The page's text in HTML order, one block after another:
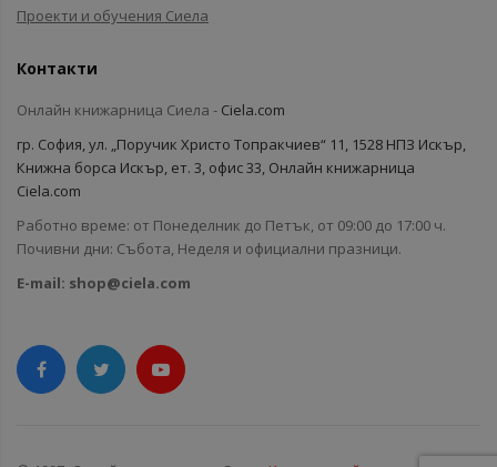
Проекти и обучения Сиела
Контакти
Онлайн книжарница Сиела - Ciela.com
гр. София, ул. „Поручик Христо Топракчиев“ 11, 1528 НПЗ Искър,
Книжна борса Искър, ет. 3, офис 33, Онлайн книжарница
Ciela.com
Работно време: от Понеделник до Петък, от 09:00 до 17:00 ч.
Почивни дни: Събота, Неделя и официални празници.
E-mail: shop@ciela.com